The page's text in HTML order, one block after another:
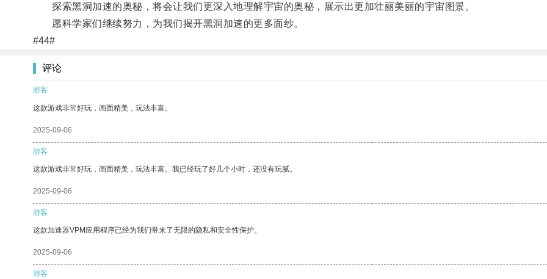
探索黑洞加速的奥秘，将会让我们更深入地理解宇宙的奥秘，展示出更加壮丽美丽的宇宙图景。
愿科学家们继续努力，为我们揭开黑洞加速的更多面纱。
#44#
评论
游客
这款游戏非常好玩，画面精美，玩法丰富。
2025-09-06
游客
这款游戏非常好玩，画面精美，玩法丰富。我已经玩了好几个小时，还没有玩腻。
2025-09-06
游客
这款加速器VPM应用程序已经为我们带来了无限的隐私和安全性保护。
2025-09-06
游客